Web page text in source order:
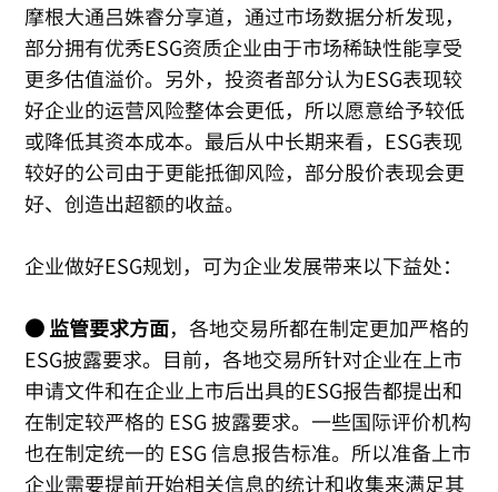
摩根大通吕姝睿分享道，通过市场数据分析发现，
部分拥有优秀ESG资质企业由于市场稀缺性能享受
更多估值溢价。另外，投资者部分认为ESG表现较
好企业的运营风险整体会更低，所以愿意给予较低
或降低其资本成本。最后从中长期来看，ESG表现
较好的公司由于更能抵御风险，部分股价表现会更
好、创造出超额的收益。
企业做好ESG规划，可为企业发展带来以下益处：
● 监管要求方面，各地交易所都在制定更加严格的
ESG披露要求。目前，各地交易所针对企业在上市
申请文件和在企业上市后出具的ESG报告都提出和
在制定较严格的 ESG 披露要求。一些国际评价机构
也在制定统一的 ESG 信息报告标准。所以准备上市
企业需要提前开始相关信息的统计和收集来满足其